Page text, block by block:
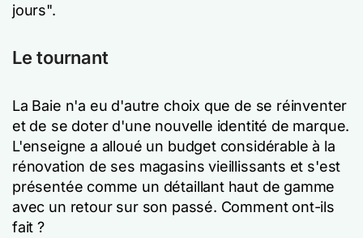
jours".
Le tournant
La Baie n'a eu d'autre choix que de se réinventer
et de se doter d'une nouvelle identité de marque.
L'enseigne a alloué un budget considérable à la
rénovation de ses magasins vieillissants et s'est
présentée comme un détaillant haut de gamme
avec un retour sur son passé. Comment ont-ils
fait ?